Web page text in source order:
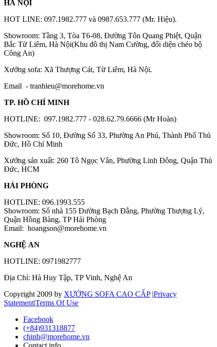
HÀ NỘI
HOT LINE: 097.1982.777 và 0987.653.777 (Mr. Hiệu).
Showroom: Tầng 3, Tòa T6-08, Đường Tôn Quang Phiệt, Quận
Bắc Từ Liêm, Hà Nội(Khu đô thị Nam Cường, đối diện chéo bộ
Công An)
Xưởng sofa: Xã Thượng Cát, Từ Liêm, Hà Nội.
Email - tranhieu@morehome.vn
TP. HỒ CHÍ MINH
HOTLINE: 097.1982.777 - 028.62.79.6666 (Mr Hoàn)
Showroom: Số 10, Đường Số 33, Phường An Phú, Thành Phố Thủ
Đức, Hồ Chí Minh
Xưởng sản xuất: 260 Tô Ngọc Vân, Phường Linh Đông, Quận Thủ
Đức, HCM
HẢI PHÒNG
HOTLINE: 096.1993.555
Showroom: Số nhà 155 Đường Bạch Đằng, Phường Thượng Lý,
Quận Hồng Bàng, TP Hải Phòng
Email: hoangson@morehome.vn
NGHỆ AN
HOTLINE: 0971982777
Địa Chỉ: Hà Huy Tập, TP Vinh, Nghệ An
Copyright 2009 by XƯỞNG SOFA CAO CẤP |Privacy
Statement|Terms Of Use
Facebook
(+84)931318877
chinh@morehome.vn
Contact info